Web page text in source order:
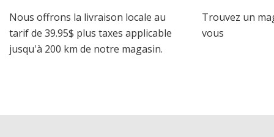
Nous offrons la livraison locale au
tarif de 39.95$ plus taxes applicable
jusqu'à 200 km de notre magasin.
Trouvez un
vous